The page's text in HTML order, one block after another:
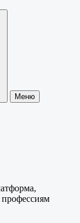
Меню
профессиям